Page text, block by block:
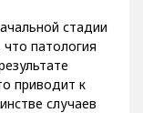
стадии
патология
приводит к
случаев